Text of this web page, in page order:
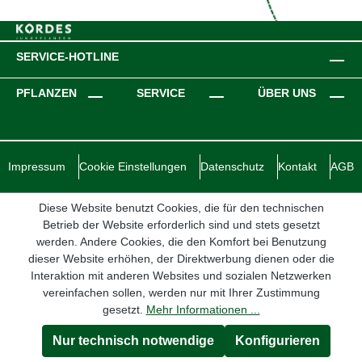
SERVICE-HOTLINE
PFLANZEN SERVICE ÜBER UNS
Impressum Cookie Einstellungen Datenschutz Kontakt AGB
Diese Website benutzt Cookies, die für den technischen
Betrieb der Website erforderlich sind und stets gesetzt
werden. Andere Cookies, die den Komfort bei Benutzung
dieser Website erhöhen, der Direktwerbung dienen oder die
Interaktion mit anderen Websites und sozialen Netzwerken
vereinfachen sollen, werden nur mit Ihrer Zustimmung
gesetzt. Mehr Informationen ...
Nur technisch notwendige Konfigurieren